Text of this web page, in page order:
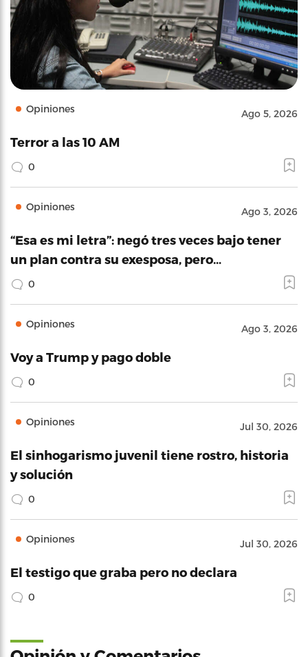
Opiniones Ago 5, 2026
Terror a las 10 AM
0
Opiniones Ago 3, 2026
“Esa es mi letra”: negó tres veces bajo tener
un plan contra su exesposa, pero…
0
Opiniones Ago 3, 2026
Voy a Trump y pago doble
0
Opiniones Jul 30, 2026
El sinhogarismo juvenil tiene rostro, historia
y solución
0
Opiniones Jul 30, 2026
El testigo que graba pero no declara
0